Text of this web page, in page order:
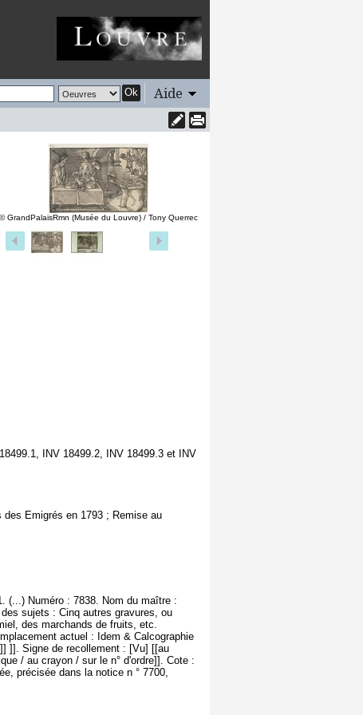
Ok Aide
© GrandPalaisRmn (Musée du Louvre) / Tony Querrec
INV 18499.2, INV 18499.3 et INV
Emigrés en 1793 ; Remise au
(...) Numéro : 7838. Nom du maître :
sujets : Cinq autres gravures, ou
des marchands de fruits, etc.
actuel : Idem & Calcographie
]]. Signe de recollement : [Vu] [[au
/ au crayon / sur le n° d'ordre]]. Cote :
précisée dans la notice n ° 7700,